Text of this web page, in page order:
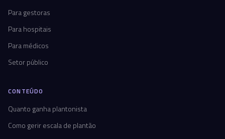
Para gestoras
Para hospitais
Para médicos
Setor público
CONTEÚDO
Quanto ganha plantonista
Como gerir escala de plantão